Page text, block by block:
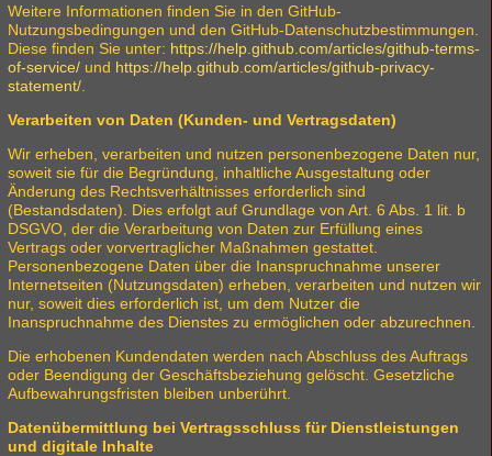
Weitere Informationen finden Sie in den GitHub-
Nutzungsbedingungen und den GitHub-Datenschutzbestimmungen.
Diese finden Sie unter: https://help.github.com/articles/github-terms-
of-service/ und https://help.github.com/articles/github-privacy-
statement/
Verarbeiten von Daten (Kunden- und Vertragsdaten)
Wir erheben, verarbeiten und nutzen personenbezogene Daten nur,
soweit sie für die Begründung, inhaltliche Ausgestaltung oder
Änderung des Rechtsverhältnisses erforderlich sind
(Bestandsdaten). Dies erfolgt auf Grundlage von Art. 6 Abs. 1 lit. b
DSGVO, der die Verarbeitung von Daten zur Erfüllung eines
Vertrags oder vorvertraglicher Maßnahmen gestattet.
Personenbezogene Daten über die Inanspruchnahme unserer
Internetseiten (Nutzungsdaten) erheben, verarbeiten und nutzen wir
nur, soweit dies erforderlich ist, um dem Nutzer die
Inanspruchnahme des Dienstes zu ermöglichen oder abzurechnen.
Die erhobenen Kundendaten werden nach Abschluss des Auftrags
oder Beendigung der Geschäftsbeziehung gelöscht. Gesetzliche
Aufbewahrungsfristen bleiben unberührt.
Datenübermittlung bei Vertragsschluss für Dienstleistungen
und digitale Inhalte